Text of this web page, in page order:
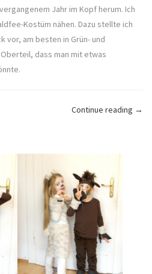
Jahr im Kopf herum. Ich
Kostüm nähen. Dazu stellte ich
vor, am besten in Grün- und
dass man mit etwas
Continue reading „Das
→